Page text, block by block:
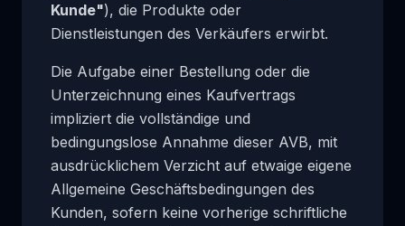
Kunde"), die Produkte oder
Dienstleistungen des Verkäufers erwirbt.
Die Aufgabe einer Bestellung oder die
Unterzeichnung eines Kaufvertrags
impliziert die vollständige und
bedingungslose Annahme dieser AVB, mit
ausdrücklichem Verzicht auf etwaige eigene
Allgemeine Geschäftsbedingungen des
Kunden, sofern keine vorherige schriftliche